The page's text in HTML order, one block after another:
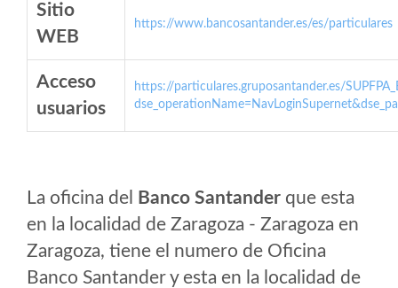
Sitio
WEB
https://www.bancosantander.es/es/particulares
Acceso
usuarios
https://particulares.gruposantander.es/
La oficina del Banco Santander que esta
en la localidad de Zaragoza - Zaragoza en
Zaragoza, tiene el numero de Oficina
Banco Santander y esta en la localidad de